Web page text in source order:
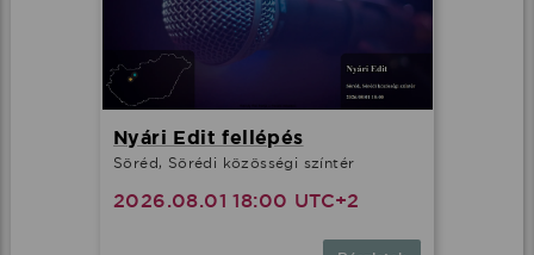
Nyári Edit fellépés
Söréd, Sörédi közösségi színtér
2026.08.01 18:00 UTC+2